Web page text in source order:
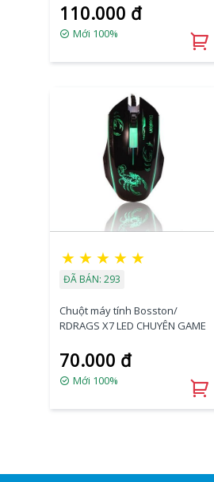
110.000 đ
Mới 100%
★ ★ ★ ★ ★
ĐÃ BÁN: 293
Chuột máy tính Bosston/
RDRAGS X7 LED CHUYÊN GAME
70.000 đ
Mới 100%